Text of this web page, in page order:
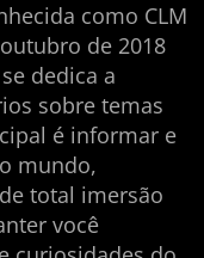
como CLM
de 2018
dedica a
sobre temas
é informar e
mundo,
total imersão
você